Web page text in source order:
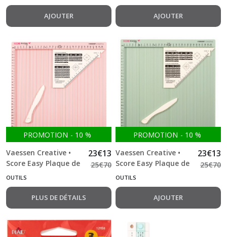
AJOUTER AJOUTER
PROMOTION - 10 %
Vaessen Creative •
Score Easy Plaque de
Rainurage CM Rose
23€13
25€70
OUTILS
PLUS DE DÉTAILS
PROMOTION - 10 %
Vaessen Creative •
Score Easy Plaque de
Rainurage CM
Menthe
23€13
25€70
OUTILS
AJOUTER
Presse
à
(2)
Dile
(4)
Pistolet
thermique
(3)
découpe
(1)